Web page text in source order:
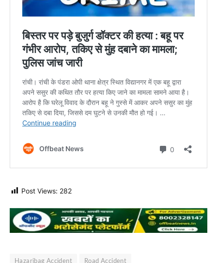
Post Views: 282
Hazaribag Accident Road Accident